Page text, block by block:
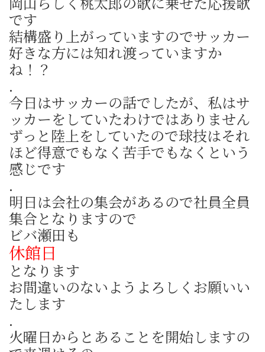
です
結構盛り上がっていますのでサッカー
好きな方には知れ渡っていますか
ね！？
.
今日はサッカーの話でしたが、私はサ
ッカーをしていたわけではありません
ずっと陸上をしていたので球技はそれ
ほど得意でもなく苦手でもなくという
感じです
.
明日は会社の集会があるので社員全員
集合となりますので
ビバ瀬田も
休館日
となります
お間違いのないようよろしくお願いい
たします
.
火曜日からとあることを開始しますの